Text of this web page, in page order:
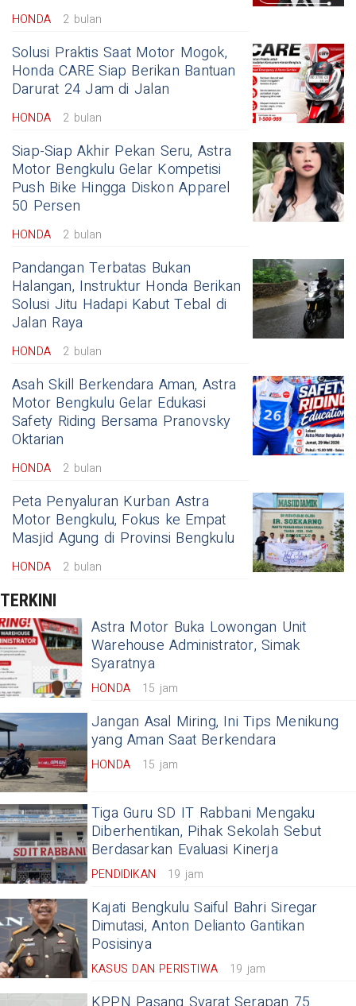
HONDA 2 bulan
Solusi Praktis Saat Motor Mogok,
Honda CARE Siap Berikan Bantuan
Darurat 24 Jam di Jalan
HONDA 2 bulan
Siap-Siap Akhir Pekan Seru, Astra
Motor Bengkulu Gelar Kompetisi
Push Bike Hingga Diskon Apparel
50 Persen
HONDA 2 bulan
Pandangan Terbatas Bukan
Halangan, Instruktur Honda Berikan
Solusi Jitu Hadapi Kabut Tebal di
Jalan Raya
HONDA 2 bulan
Asah Skill Berkendara Aman, Astra
Motor Bengkulu Gelar Edukasi
Safety Riding Bersama Pranovsky
Oktarian
HONDA 2 bulan
Peta Penyaluran Kurban Astra
Motor Bengkulu, Fokus ke Empat
Masjid Agung di Provinsi Bengkulu
HONDA 2 bulan
TERKINI
Astra Motor Buka Lowongan Unit
Warehouse Administrator, Simak
Syaratnya
HONDA 15 jam
Jangan Asal Miring, Ini Tips Menikung
yang Aman Saat Berkendara
HONDA 15 jam
Tiga Guru SD IT Rabbani Mengaku
Diberhentikan, Pihak Sekolah Sebut
Berdasarkan Evaluasi Kinerja
PENDIDIKAN 19 jam
Kajati Bengkulu Saiful Bahri Siregar
Dimutasi, Anton Delianto Gantikan
Posisinya
KASUS DAN PERISTIWA 19 jam